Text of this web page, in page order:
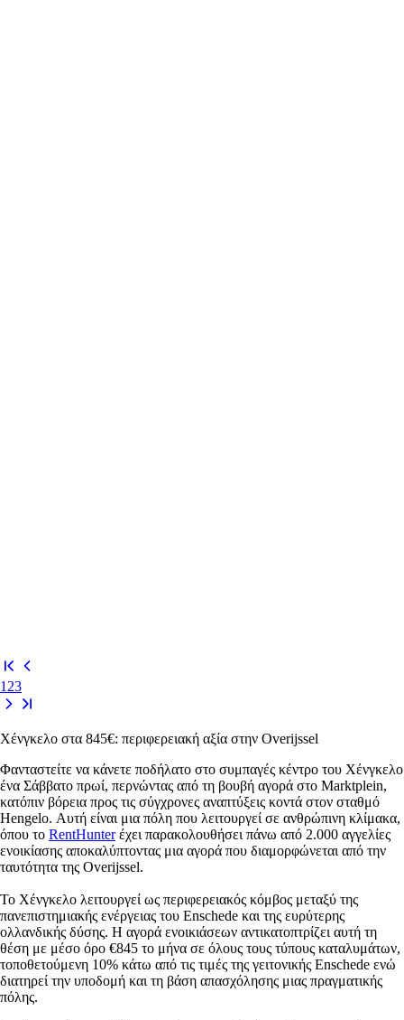
1 23
Χένγκελο στα 845€: περιφερειακή αξία στην Overijssel
Φανταστείτε να κάνετε ποδήλατο στο συμπαγές κέντρο του Χένγκελο
ένα Σάββατο πρωί, περνώντας από τη βουβή αγορά στο Marktplein,
κατόπιν βόρεια προς τις σύγχρονες αναπτύξεις κοντά στον σταθμό
Hengelo. Αυτή είναι μια πόλη που λειτουργεί σε ανθρώπινη κλίμακα,
όπου το RentHunterέχει παρακολουθήσει πάνω από 2.000 αγγελίες
ενοικίασης αποκαλύπτοντας μια αγορά που διαμορφώνεται από την
ταυτότητα της Overijssel.
Το Χένγκελο λειτουργεί ως περιφερειακός κόμβος μεταξύ της
πανεπιστημιακής ενέργειας του Enschede και της ευρύτερης
ολλανδικής δύσης. Η αγορά ενοικιάσεων αντικατοπτρίζει αυτή τη
θέση με μέσο όρο €845 το μήνα σε όλους τους τύπους καταλυμάτων,
τοποθετούμενη 10% κάτω από τις τιμές της γειτονικής Enschede ενώ
διατηρεί την υποδομή και τη βάση απασχόλησης μιας πραγματικής
πόλης.